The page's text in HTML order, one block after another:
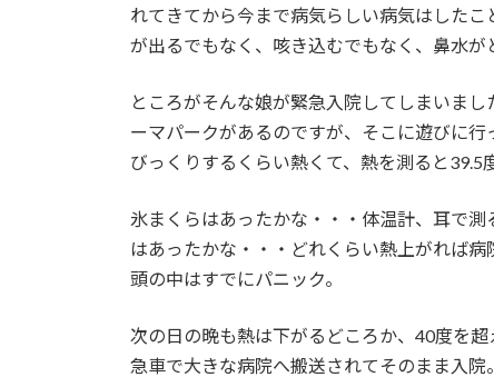
日
時
:
れてきてから今まで病気らしい病気はした
が出るでもなく、咳き込むでもなく、鼻水が
ところがそんな娘が緊急入院してしまいま
ーマパークがあるのですが、そこに遊びに
びっくりするくらい熱くて、熱を測ると39.5
氷まくらはあったかな・・・体温計、耳で
はあったかな・・・どれくらい熱上がれば病
頭の中はすでにパニック。
次の日の晩も熱は下がるどころか、40度を
急車で大きな病院へ搬送されてそのまま入院。